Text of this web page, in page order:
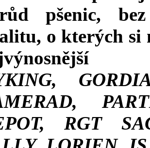
pšenic,
o kterých si
RGT